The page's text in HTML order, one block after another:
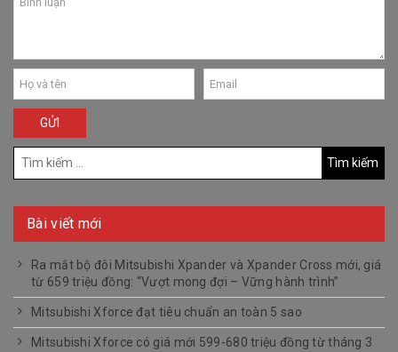
Bài viết mới
Ra mắt bộ đôi Mitsubishi Xpander và Xpander Cross mới, giá
từ 659 triệu đồng: “Vượt mong đợi – Vững hành trình”
Mitsubishi Xforce đạt tiêu chuẩn an toàn 5 sao
Mitsubishi Xforce có giá mới 599-680 triệu đồng từ tháng 3